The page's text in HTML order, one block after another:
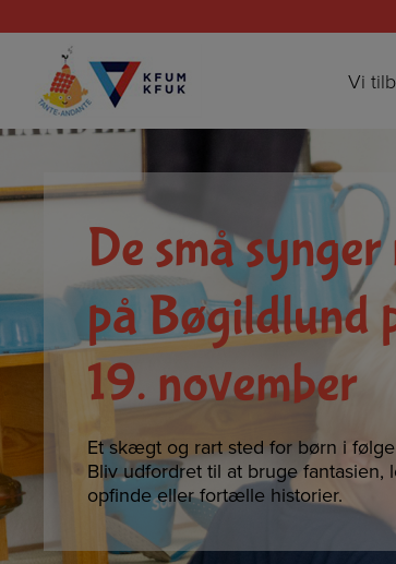
til
indholdet
Vi
De små
på Bøgildlund
19. november
Et skægt og rart sted for børn i
Bliv udfordret til at bruge fantasien,
opfinde eller fortælle historier.